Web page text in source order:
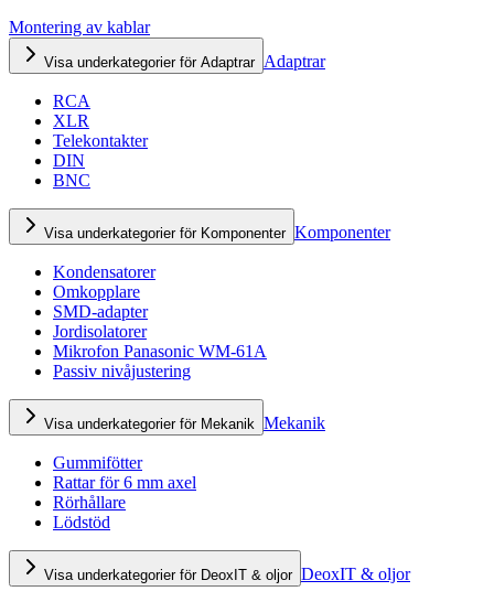
Montering av kablar
Visa underkategorier för Adaptrar Adaptrar
RCA
XLR
Telekontakter
DIN
BNC
Visa underkategorier för Komponenter Komponenter
Kondensatorer
Omkopplare
SMD-adapter
Jordisolatorer
Mikrofon Panasonic WM-61A
Passiv nivåjustering
Visa underkategorier för Mekanik Mekanik
Gummifötter
Rattar för 6 mm axel
Rörhållare
Lödstöd
Visa underkategorier för DeoxIT & oljor DeoxIT & oljor